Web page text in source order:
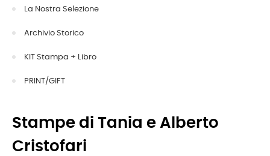
La Nostra Selezione
Archivio Storico
KIT Stampa + Libro
PRINT/GIFT
Stampe di Tania e Alberto
Cristofari